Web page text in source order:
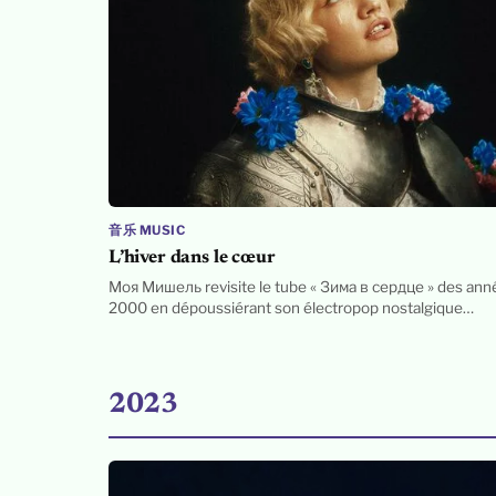
音乐 MUSIC
L’hiver dans le cœur
Моя Мишель revisite le tube « Зима в сердце » des
2000 en dépoussiérant son électropop nostalgique…
2023